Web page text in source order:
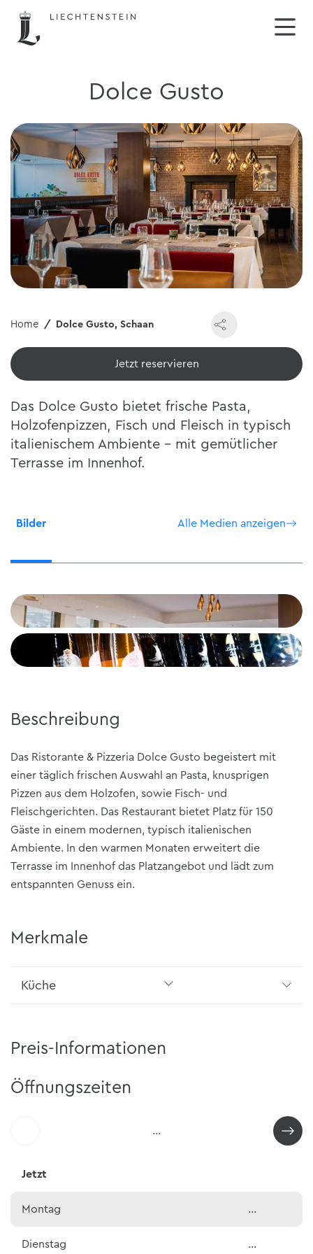
Dolce Gusto
Home Dolce Gusto, Schaan
Jetzt reservieren
Das Dolce Gusto bietet frische Pasta,
Holzofenpizzen, Fisch und Fleisch in typisch
italienischem Ambiente – mit gemütlicher
Terrasse im Innenhof.
Bilder Alle Medien anzeigen
Beschreibung
Das Ristorante & Pizzeria Dolce Gusto begeistert mit
einer täglich frischen Auswahl an Pasta, knusprigen
Pizzen aus dem Holzofen, sowie Fisch- und
Fleischgerichten. Das Restaurant bietet Platz für 150
Gäste in einem modernen, typisch italienischen
Ambiente. In den warmen Monaten erweitert die
Terrasse im Innenhof das Platzangebot und lädt zum
entspannten Genuss ein.
Merkmale
Küche
Preis-Informationen
Öffnungszeiten
…
Jetzt
Montag …
Dienstag …